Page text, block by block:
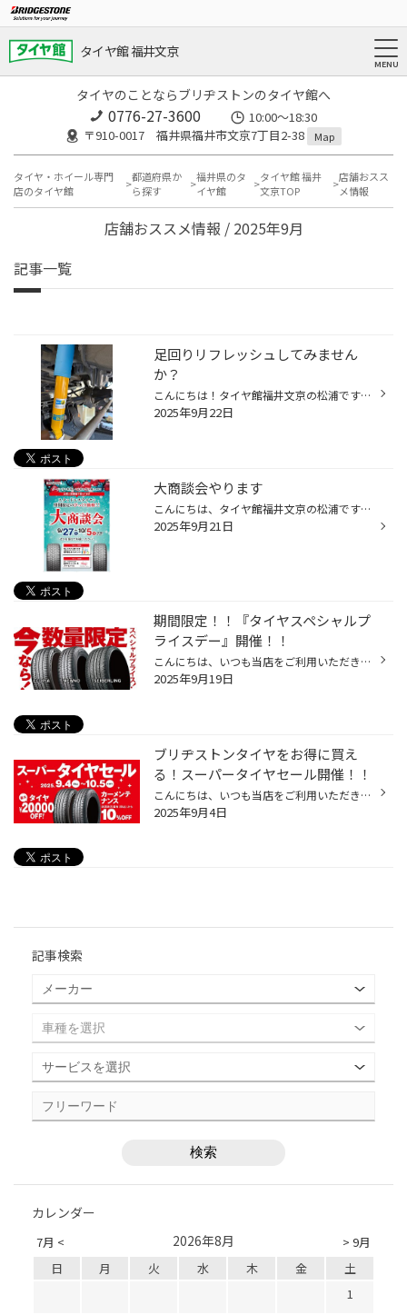
タイヤ館 福井文京
タイヤのことならブリヂストンのタイヤ館へ
0776-27-3600
10:00～18:30
〒910-0017 福井県福井市文京7丁目2-38
Map
タイヤ・ホイール専門
店のタイヤ館
都道府県か
ら探す
福井県のタ
イヤ館
タイヤ館 福井
文京TOP
店舗おスス
メ情報
店舗おススメ情報 / 2025年9月
記事一覧
足回りリフレッシュしてみません
か？
こんにちは！タイヤ館福井文京の松浦です！ 大切に乗っているお車でも、年数とともにリフレッシュしないといけない部品が出てきます。 サスペンションなどの足回り部品もその一つです。 なんだか乗り心地が悪くなってきたなーとか、音が気になるようになってきた方は一度リフレッシュを検討してみて...
2025年9月22日
大商談会やります
こんにちは、タイヤ館福井文京の松浦です！ ようやく暑さもひと段落して、秋の気配が感じられるようになりました。 ということで、この季節がやってきました！！ 9月27日(土)～10月5日(日)までの9日間、タイヤ＆ホイールの大商談会を開催します！！ 豪華な特典をご用意して皆様のご来店をお待ちして...
2025年9月21日
期間限定！！『タイヤスペシャルプ
ライスデー』開催！！
こんにちは、いつも当店をご利用いただきましてありがとうございます。 本日より、コクピット・タイヤ館におきまして、 期間限定！ サイズ限定！！ 数量限定！！！ お得にお買い求めいただける、「タイヤスペシャルプライスデー」がスタートします！ お得なタイヤのご紹介！！ ワゴンR、N-BOX、タン...
2025年9月19日
ブリヂストンタイヤをお得に買え
る！スーパータイヤセール開催！！
こんにちは、いつも当店をご利用いただきましてありがとうございます。 コクピット・タイヤ館では、ブリヂストンタイヤをお得に買える！ スーパータイヤセールを開催いたします！ ブリヂストンのタイヤを4本ご購入で最大20,000OFF！ タイヤをお得にご購入頂けるチャンスです！ 夏タイヤの交換やスタ...
2025年9月4日
記事検索
カレンダー
7月 < > 9月
2026年8月
日 月 火 水 木 金
土
1